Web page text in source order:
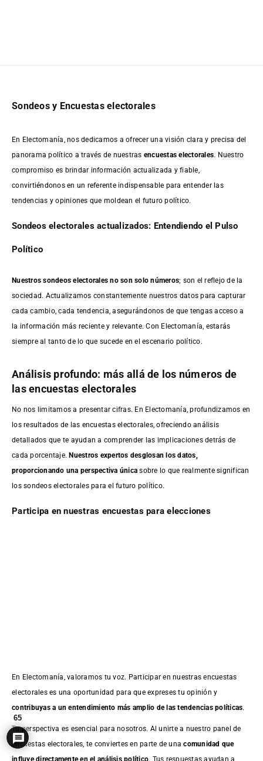
Sondeos y Encuestas electorales
En Electomanía, nos dedicamos a ofrecer una visión clara y precisa del
panorama político a través de nuestras encuestas electorales. Nuestro
compromiso es brindar información actualizada y fiable,
convirtiéndonos en un referente indispensable para entender las
tendencias y opiniones que moldean el futuro político.
Sondeos electorales actualizados: Entendiendo el Pulso
Político
Nuestros sondeos electorales no son solo números; son el reflejo de la
sociedad. Actualizamos constantemente nuestros datos para capturar
cada cambio, cada tendencia, asegurándonos de que tengas acceso a
la información más reciente y relevante. Con Electomanía, estarás
siempre al tanto de lo que sucede en el escenario político.
Análisis profundo: más allá de los números de
las encuestas electorales
No nos limitamos a presentar cifras. En Electomanía, profundizamos en
los resultados de las encuestas electorales, ofreciendo análisis
detallados que te ayudan a comprender las implicaciones detrás de
cada porcentaje.Nuestros expertos desglosan los datos,
proporcionando una perspectiva única sobre lo que realmente significan
los sondeos electorales para el futuro político.
Participa en nuestras encuestas para elecciones
En Electomanía, valoramos tu voz. Participar en nuestras encuestas
electorales es una oportunidad para que expreses tu opinión y
contribuyas a un entendimiento más amplio de las tendencias políticas.
Tu perspectiva es esencial para nosotros. Al unirte a nuestro panel de
encuestas electorales, te conviertes en parte de unacomunidad que
influye directamente en el análisis político. Tus respuestas ayudan a
65